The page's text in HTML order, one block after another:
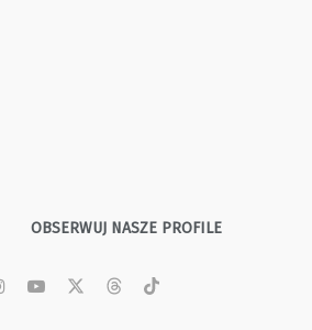
OBSERWUJ NASZE PROFILE